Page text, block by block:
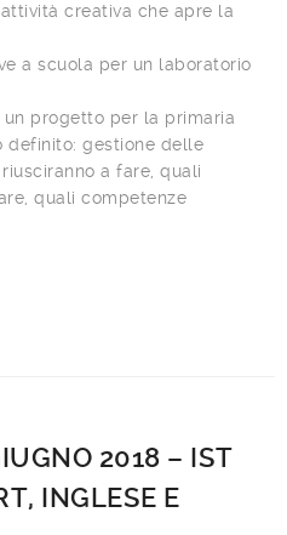
creativa che apre la
a scuola per un laboratorio
progetto per la primaria
definito: gestione delle
a fare, quali
quali competenze
2018 – IST
INGLESE E